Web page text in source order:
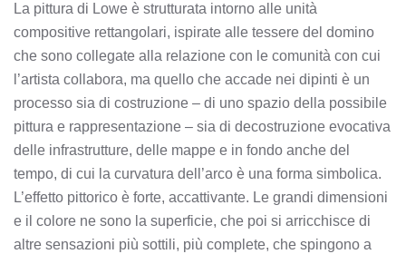
La pittura di Lowe è strutturata intorno alle unità
compositive rettangolari, ispirate alle tessere del domino
che sono collegate alla relazione con le comunità con cui
l’artista collabora, ma quello che accade nei dipinti è un
processo sia di costruzione – di uno spazio della possibile
pittura e rappresentazione – sia di decostruzione evocativa
delle infrastrutture, delle mappe e in fondo anche del
tempo, di cui la curvatura dell’arco è una forma simbolica.
L’effetto pittorico è forte, accattivante. Le grandi dimensioni
e il colore ne sono la superficie, che poi si arricchisce di
altre sensazioni più sottili, più complete, che spingono a